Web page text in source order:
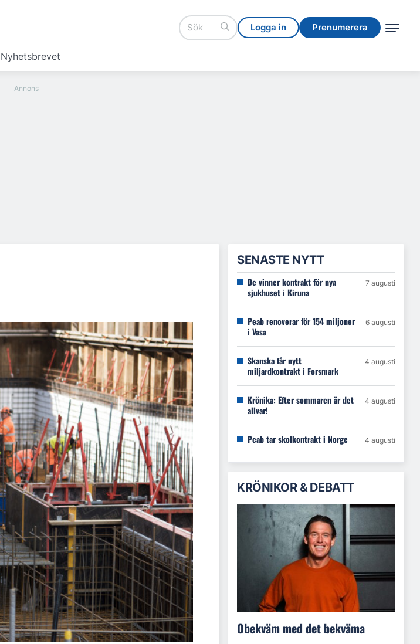
Logga in Prenumerera
Nyhetsbrevet
Logga in Prenumerera
SENASTE NYTT
De vinner kontrakt för nya
sjukhuset i Kiruna
7 augusti
Peab renoverar för 154 miljoner
i Vasa
6 augusti
Skanska får nytt
miljardkontrakt i Forsmark
4 augusti
Krönika: Efter sommaren är det
allvar!
4 augusti
Peab tar skolkontrakt i Norge 4 augusti
KRÖNIKOR & DEBATT
Obekväm med det bekväma